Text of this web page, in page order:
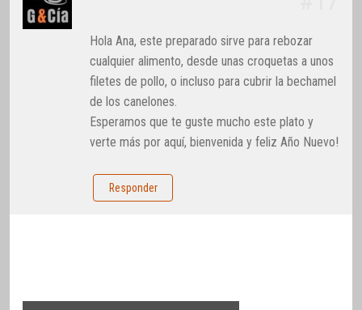
Hola Ana, este preparado sirve para rebozar
cualquier alimento, desde unas croquetas a unos
filetes de pollo, o incluso para cubrir la bechamel
de los canelones.
Esperamos que te guste mucho este plato y
verte más por aquí, bienvenida y feliz Año Nuevo!
Responder